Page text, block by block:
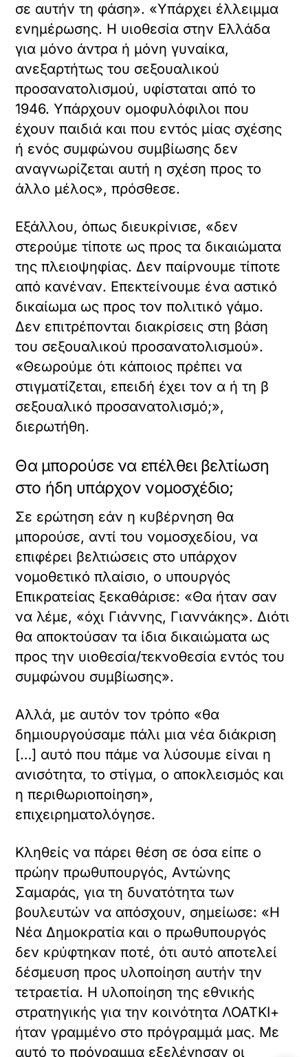
σε αυτήν τη φάση». «Υπάρχει έλλειμμα
ενημέρωσης. Η υιοθεσία στην Ελλάδα
για μόνο άντρα ή μόνη γυναίκα,
ανεξαρτήτως του σεξουαλικού
προσανατολισμού, υφίσταται από το
1946. Υπάρχουν ομοφυλόφιλοι που
έχουν παιδιά και που εντός μίας σχέσης
ή ενός συμφώνου συμβίωσης δεν
αναγνωρίζεται αυτή η σχέση προς το
άλλο μέλος», πρόσθεσε.
Εξάλλου, όπως διευκρίνισε, «δεν
στερούμε τίποτε ως προς τα δικαιώματα
της πλειοψηφίας. Δεν παίρνουμε τίποτε
από κανέναν. Επεκτείνουμε ένα αστικό
δικαίωμα ως προς τον πολιτικό γάμο.
Δεν επιτρέπονται διακρίσεις στη βάση
του σεξουαλικού προσανατολισμού».
«Θεωρούμε ότι κάποιος πρέπει να
στιγματίζεται, επειδή έχει τον α ή τη β
σεξουαλικό προσανατολισμό;»,
διερωτήθη.
Θα μπορούσε να επέλθει βελτίωση
στο ήδη υπάρχον νομοσχέδιο;
Σε ερώτηση εάν η κυβέρνηση θα
μπορούσε, αντί του νομοσχεδίου, να
επιφέρει βελτιώσεις στο υπάρχον
νομοθετικό πλαίσιο, ο υπουργός
Επικρατείας ξεκαθάρισε: «Θα ήταν σαν
να λέμε, «όχι Γιάννης, Γιαννάκης». Διότι
θα αποκτούσαν τα ίδια δικαιώματα ως
προς την υιοθεσία/τεκνοθεσία εντός του
συμφώνου συμβίωσης».
Αλλά, με αυτόν τον τρόπο «θα
δημιουργούσαμε πάλι μια νέα διάκριση
[…] αυτό που πάμε να λύσουμε είναι η
ανισότητα, το στίγμα, ο αποκλεισμός και
η περιθωριοποίηση»,
επιχειρηματολόγησε.
Κληθείς να πάρει θέση σε όσα είπε ο
πρώην πρωθυπουργός, Αντώνης
Σαμαράς, για τη δυνατότητα των
βουλευτών να απόσχουν, σημείωσε: «Η
Νέα Δημοκρατία και ο πρωθυπουργός
δεν κρύφτηκαν ποτέ, ότι αυτό αποτελεί
δέσμευση προς υλοποίηση αυτήν την
τετραετία. Η υλοποίηση της εθνικής
στρατηγικής για την κοινότητα ΛΟΑΤΚΙ+
ήταν γραμμένο στο πρόγραμμά μας. Με
αυτό το πρόγραμμα εξελέγησαν οι